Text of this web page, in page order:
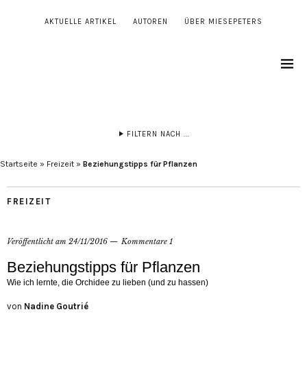
AKTUELLE ARTIKEL AUTOREN ÜBER MIESEPETERS
FILTERN NACH ...
Startseite » Freizeit » Beziehungstipps für Pflanzen
FREIZEIT
Veröffentlicht am 24/11/2016 Kommentare 1
Beziehungstipps für Pflanzen
Wie ich lernte, die Orchidee zu lieben (und zu hassen)
von Nadine Goutrié